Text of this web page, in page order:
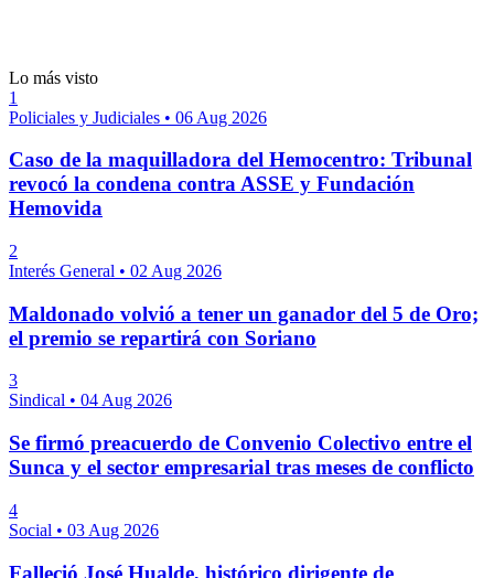
Lo más visto
1
Policiales y Judiciales • 06 Aug 2026
Caso de la maquilladora del Hemocentro: Tribunal
revocó la condena contra ASSE y Fundación
Hemovida
2
Interés General • 02 Aug 2026
Maldonado volvió a tener un ganador del 5 de Oro;
el premio se repartirá con Soriano
3
Sindical • 04 Aug 2026
Se firmó preacuerdo de Convenio Colectivo entre el
Sunca y el sector empresarial tras meses de conflicto
4
Social • 03 Aug 2026
Falleció José Hualde, histórico dirigente de